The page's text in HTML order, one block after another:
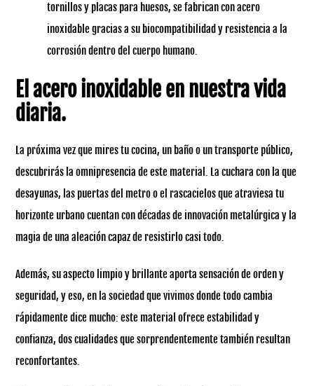
tornillos y placas para huesos, se fabrican con acero
inoxidable gracias a su biocompatibilidad y resistencia a la
corrosión dentro del cuerpo humano.
El acero inoxidable en nuestra vida
diaria.
La próxima vez que mires tu cocina, un baño o un transporte público,
descubrirás la omnipresencia de este material. La cuchara con la que
desayunas, las puertas del metro o el rascacielos que atraviesa tu
horizonte urbano cuentan con décadas de innovación metalúrgica y la
magia de una aleación capaz de resistirlo casi todo.
Además, su aspecto limpio y brillante aporta sensación de orden y
seguridad, y eso, en la sociedad que vivimos donde todo cambia
rápidamente dice mucho: este material ofrece estabilidad y
confianza, dos cualidades que sorprendentemente también resultan
reconfortantes.